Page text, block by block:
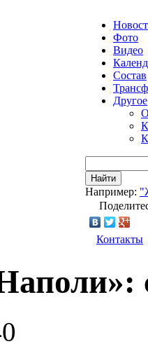
Фото
Видео
Состав
Другое
Найти
Например:
Контакты